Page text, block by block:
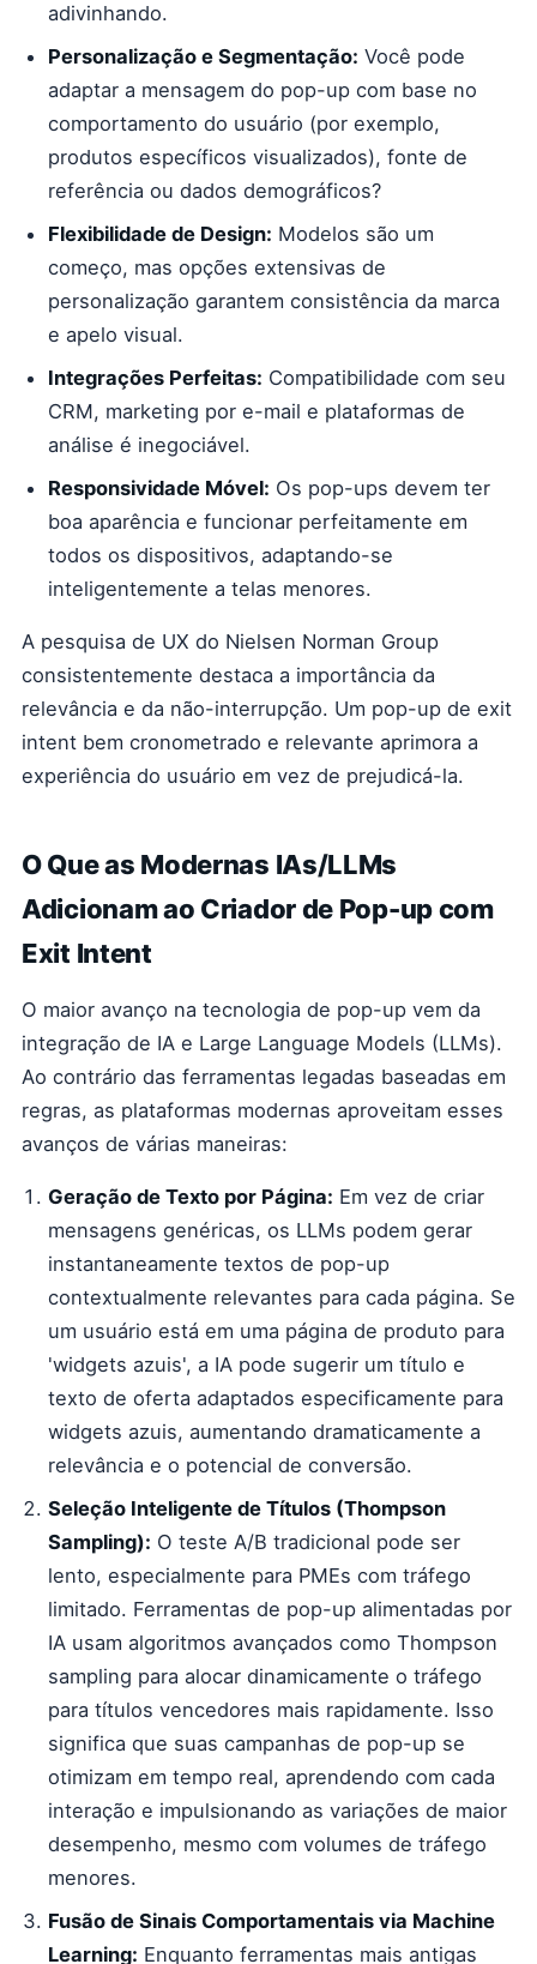
adivinhando.
Personalização e Segmentação: Você pode
adaptar a mensagem do pop-up com base no
comportamento do usuário (por exemplo,
produtos específicos visualizados), fonte de
referência ou dados demográficos?
Flexibilidade de Design: Modelos são um
começo, mas opções extensivas de
personalização garantem consistência da marca
e apelo visual.
Integrações Perfeitas: Compatibilidade com seu
CRM, marketing por e-mail e plataformas de
análise é inegociável.
Responsividade Móvel: Os pop-ups devem ter
boa aparência e funcionar perfeitamente em
todos os dispositivos, adaptando-se
inteligentemente a telas menores.
A pesquisa de UX do Nielsen Norman Group
consistentemente destaca a importância da
relevância e da não-interrupção. Um pop-up de exit
intent bem cronometrado e relevante aprimora a
experiência do usuário em vez de prejudicá-la.
O Que as Modernas IAs/LLMs
Adicionam ao Criador de Pop-up com
Exit Intent
O maior avanço na tecnologia de pop-up vem da
integração de IA e Large Language Models (LLMs).
Ao contrário das ferramentas legadas baseadas em
regras, as plataformas modernas aproveitam esses
avanços de várias maneiras:
Geração de Texto por Página: Em vez de criar
mensagens genéricas, os LLMs podem gerar
instantaneamente textos de pop-up
contextualmente relevantes para cada página. Se
um usuário está em uma página de produto para
'widgets azuis', a IA pode sugerir um título e
texto de oferta adaptados especificamente para
widgets azuis, aumentando dramaticamente a
relevância e o potencial de conversão.
Seleção Inteligente de Títulos (Thompson
Sampling): O teste A/B tradicional pode ser
lento, especialmente para PMEs com tráfego
limitado. Ferramentas de pop-up alimentadas por
IA usam algoritmos avançados como Thompson
sampling para alocar dinamicamente o tráfego
para títulos vencedores mais rapidamente. Isso
significa que suas campanhas de pop-up se
otimizam em tempo real, aprendendo com cada
interação e impulsionando as variações de maior
desempenho, mesmo com volumes de tráfego
menores.
Fusão de Sinais Comportamentais via Machine
Learning: Enquanto ferramentas mais antigas